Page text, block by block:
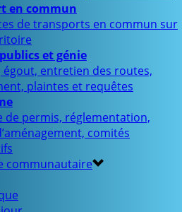
en commun
de transports en commun sur
et génie
égout, entretien des routes,
plaintes et requêtes
de permis, réglementation,
comités
communautaire